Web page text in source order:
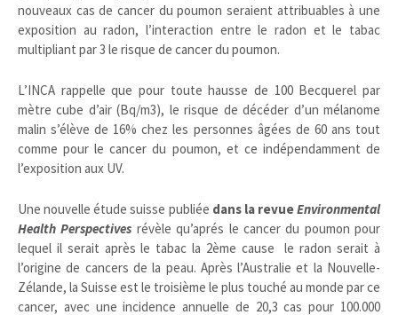
nouveaux cas de cancer du poumon seraient attribuables à une
exposition au radon, l’interaction entre le radon et le tabac
multipliant par 3 le risque de cancer du poumon.
L’INCA rappelle que pour toute hausse de 100 Becquerel par
mètre cube d’air (Bq/m3), le risque de décéder d’un mélanome
malin s’élève de 16% chez les personnes âgées de 60 ans tout
comme pour le cancer du poumon, et ce indépendamment de
l’exposition aux UV.
Une nouvelle étude suisse publiée dans la revueEnvironmental
Health Perspectives révèle qu’aprés le cancer du poumon pour
lequel il serait après le tabac la 2ème cause le radon serait à
l’origine de cancers de la peau. Après l’Australie et la Nouvelle-
Zélande, la Suisse est le troisième le plus touché au monde par ce
cancer, avec une incidence annuelle de 20,3 cas pour 100.000